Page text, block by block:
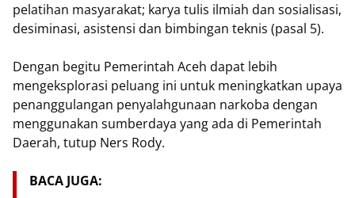
pelatihan masyarakat; karya tulis ilmiah dan sosialisasi,
desiminasi, asistensi dan bimbingan teknis (pasal 5).
Dengan begitu Pemerintah Aceh dapat lebih
mengeksplorasi peluang ini untuk meningkatkan upaya
penanggulangan penyalahgunaan narkoba dengan
menggunakan sumberdaya yang ada di Pemerintah
Daerah, tutup Ners Rody.
BACA JUGA: